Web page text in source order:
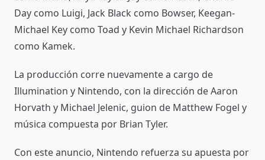
Day como Luigi, Jack Black como Bowser, Keegan-
Michael Key como Toad y Kevin Michael Richardson
como Kamek.
La producción corre nuevamente a cargo de
Illumination y Nintendo, con la dirección de Aaron
Horvath y Michael Jelenic, guion de Matthew Fogel y
música compuesta por Brian Tyler.
Con este anuncio, Nintendo refuerza su apuesta por